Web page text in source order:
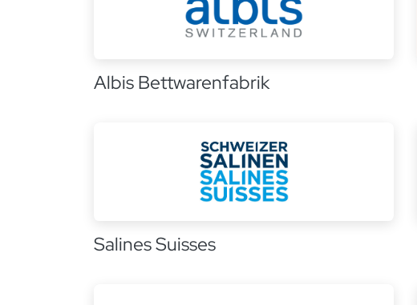
Albis Bettwarenfabrik
Salines Suisses